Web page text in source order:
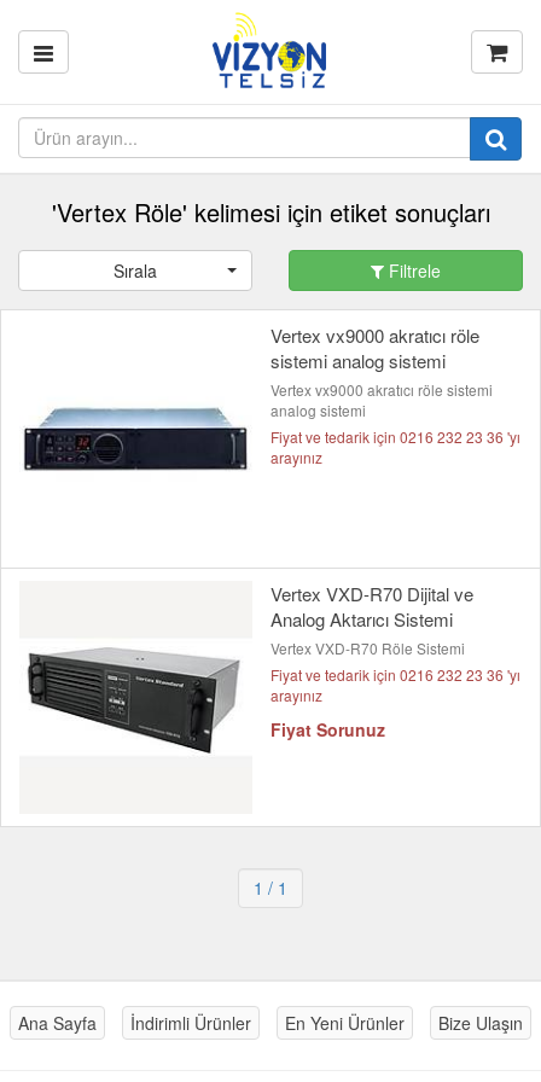
'Vertex Röle' kelimesi için etiket sonuçları
Sırala Filtrele
Vertex vx9000 akratıcı röle
sistemi analog sistemi
Vertex vx9000 akratıcı röle sistemi
analog sistemi
Fiyat ve tedarik için 0216 232 23 36 'yı
arayınız
Vertex VXD-R70 Dijital ve
Analog Aktarıcı Sistemi
Vertex VXD-R70 Röle Sistemi
Fiyat ve tedarik için 0216 232 23 36 'yı
arayınız
Fiyat Sorunuz
1 / 1
Ana Sayfa İndirimli Ürünler En Yeni Ürünler Bize Ulaşın